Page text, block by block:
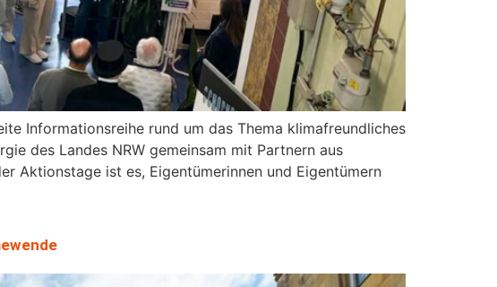
Informationsreihe rund um das Thema klimafreundliches
des Landes NRW gemeinsam mit Partnern aus
Aktionstage ist es, Eigentümerinnen und Eigentümern